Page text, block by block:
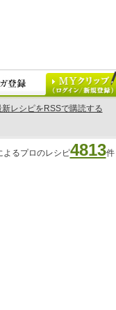
新レシピをRSSで購読する
よるプロのレシピ4813件